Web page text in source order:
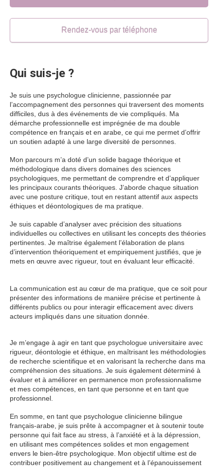
Qui suis-je ?
Je suis une psychologue clinicienne, passionnée par
l’accompagnement des personnes qui traversent des moments
difficiles, dus à des événements de vie compliqués. Ma
démarche professionnelle est imprégnée de ma double
compétence en français et en arabe, ce qui me permet d’offrir
un soutien adapté à une large diversité de personnes.
Mon parcours m’a doté d’un solide bagage théorique et
méthodologique dans divers domaines des sciences
psychologiques, me permettant de comprendre et d’appliquer
les principaux courants théoriques. J’aborde chaque situation
avec une posture critique, tout en restant attentif aux aspects
éthiques et déontologiques de ma pratique.
Je suis capable d’analyser avec précision des situations
individuelles ou collectives en utilisant les concepts des théories
pertinentes. Je maîtrise également l’élaboration de plans
d’intervention théoriquement et empiriquement justifiés, que je
mets en œuvre avec rigueur, tout en évaluant leur efficacité.
La communication est au cœur de ma pratique, que ce soit pour
présenter des informations de manière précise et pertinente à
différents publics ou pour interagir efficacement avec divers
acteurs impliqués dans une situation donnée.
Rendez-vous par téléphone
Je m’engage à agir en tant que psychologue universitaire avec
rigueur, déontologie et éthique, en maîtrisant les méthodologies
de recherche scientifique et en valorisant la recherche dans ma
compréhension des situations. Je suis également déterminé à
évaluer et à améliorer en permanence mon professionnalisme
et mes compétences, en tant que personne et en tant que
professionnel.
En somme, en tant que psychologue clinicienne bilingue
français-arabe, je suis prête à accompagner et à soutenir toute
personne qui fait face au stress, à l’anxiété et à la dépression,
en utilisant mes compétences solides et mon engagement
envers le bien-être psychologique. Mon objectif ultime est de
contribuer positivement au changement et à l’épanouissement